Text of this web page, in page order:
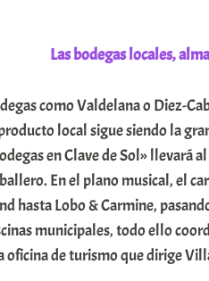
Las bodegas locales,
como Valdelana o Diez-
local sigue siendo la
en Clave de Sol» llevará
En el plano musical, el
hasta Lobo & Carmine,
municipales, todo ello
oficina de turismo que dirige